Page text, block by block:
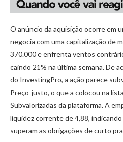
O anúncio da aquisição ocorre em
negocia com uma capitalização de
370.000 e enfrenta ventos
caindo 21% na última semana. De
do InvestingPro, a ação parece
Preço-justo, o que a colocou na
Subvalorizadas da plataforma. A
liquidez corrente de 4,88,
superam as obrigações de curto